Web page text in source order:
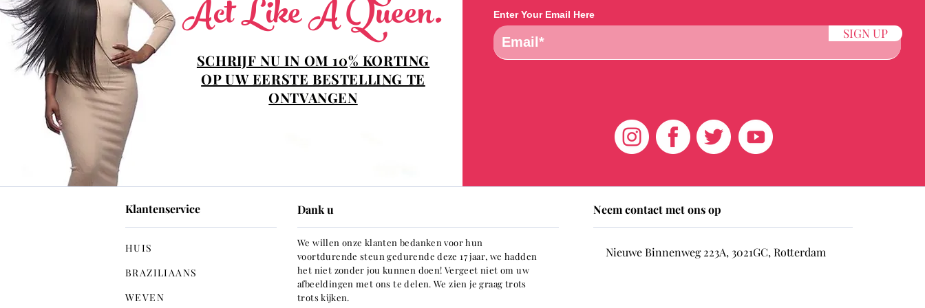
Act Like A Queen.
SCHRIJF NU IN OM 10% KORTING
OP UW EERSTE BESTELLING TE
ONTVANGEN
Enter Your Email Here
SIGN UP
Klantenservice
HUIS
BRAZILIAANS
WEVEN
Dank u
We willen onze klanten bedanken voor hun
voortdurende steun gedurende deze 17 jaar, we hadden
het niet zonder jou kunnen doen! Vergeet niet om uw
afbeeldingen met ons te delen. We zien je graag trots
trots kijken.
Neem contact met ons op
Nieuwe Binnenweg 223A, 3021GC, Rotterdam